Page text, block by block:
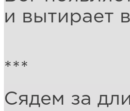
и вытирает
***
Сядем за